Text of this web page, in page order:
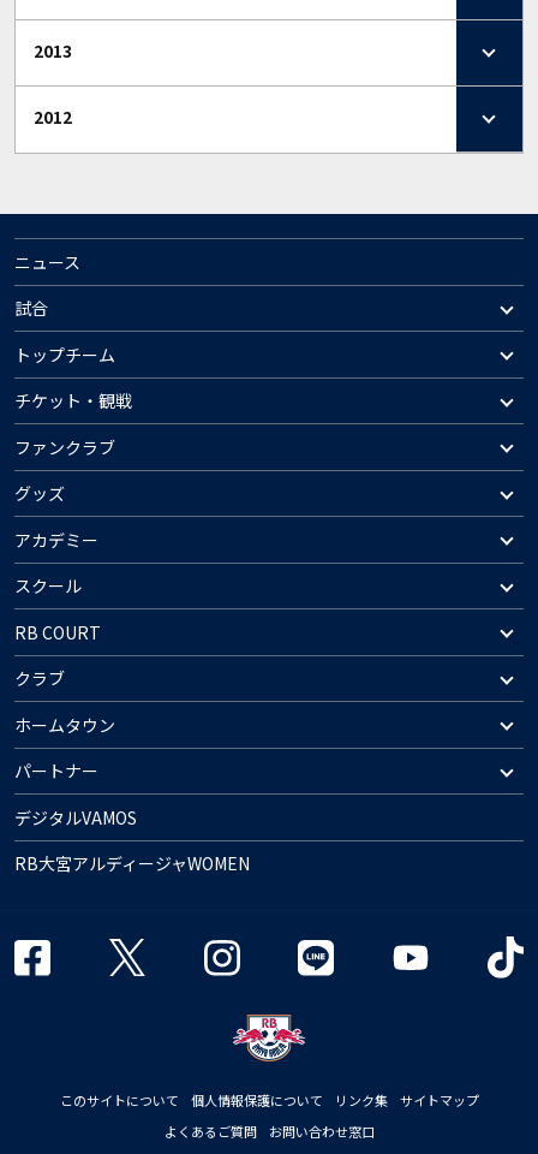
2013
2012
ニュース
試合
トップチーム
チケット・観戦
ファンクラブ
グッズ
アカデミー
スクール
RB COURT
クラブ
ホームタウン
パートナー
デジタルVAMOS
RB大宮アルディージャWOMEN
このサイトについて 個人情報保護について リンク集
サイトマップ
よくあるご質問
お問い合わせ窓口